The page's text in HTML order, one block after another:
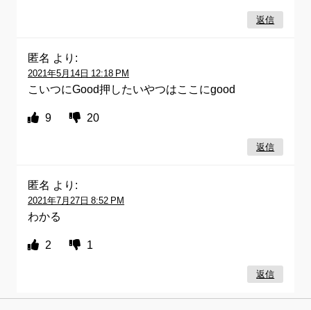
返信
匿名 より:
2021年5月14日 12:18 PM
こいつにGood押したいやつはここにgood
9 20
返信
匿名 より:
2021年7月27日 8:52 PM
わかる
2 1
返信